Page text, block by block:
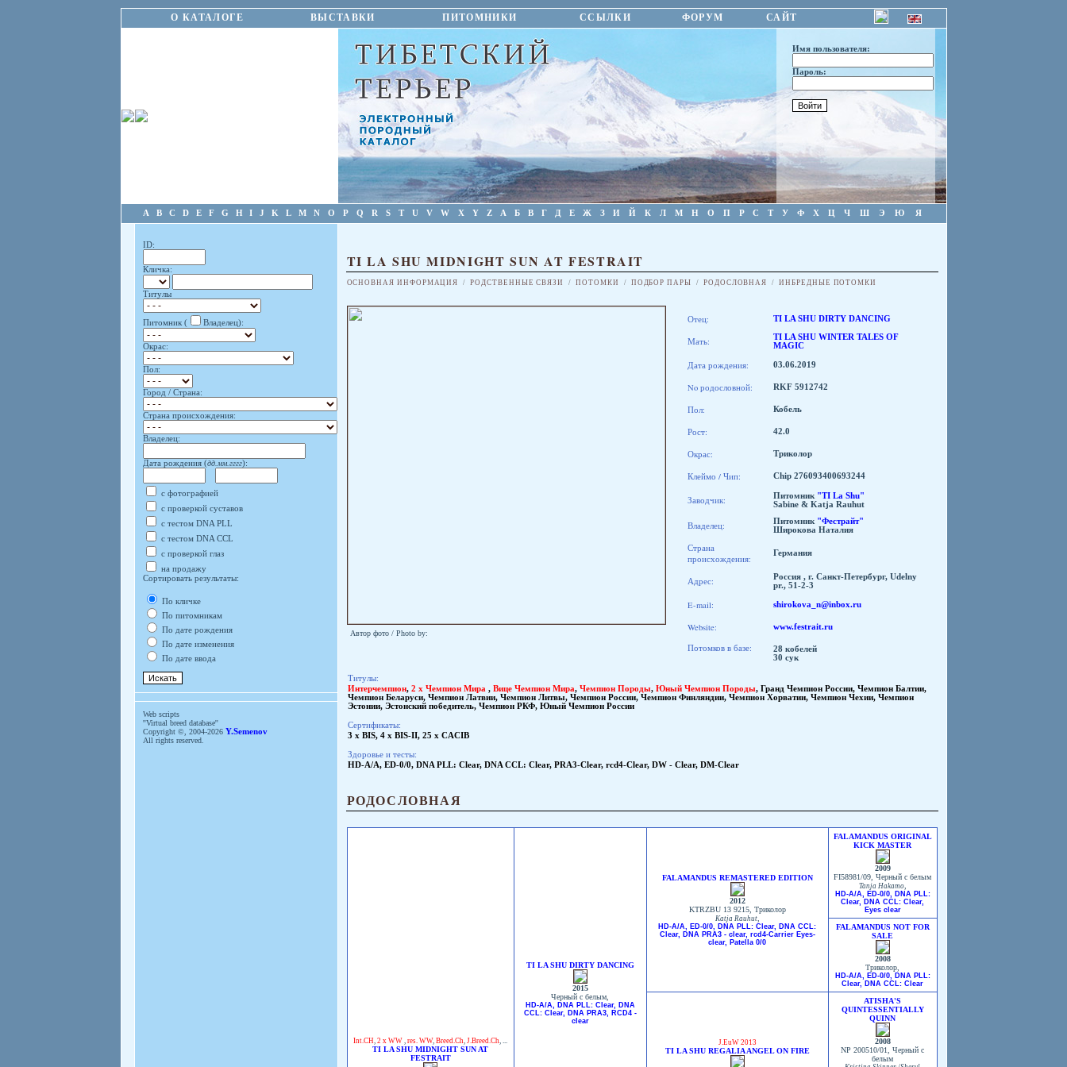
О КАТАЛОГЕ ВЫСТАВКИ ПИТОМНИКИ ССЫЛКИ ФОРУМ САЙТ
Имя пользователя:
Пароль:
A B C D E F G H I J K L M N O P Q R S T U V W X Y Z А Б В Г Д Е Ж З И Й К Л М Н О П Р С Т У Ф Х Ц Ч Ш Э Ю Я
ID:
Кличка:
Титулы
Питомник ( Владелец):
Окрас:
Пол:
Город / Страна:
Страна происхождения:
Владелец:
Дата рождения (дд.мм.гггг):
с фотографией
с проверкой суставов
с тестом DNA PLL
с тестом DNA CCL
с проверкой глаз
на продажу
Сортировать результаты:
По кличке
По питомникам
По дате рождения
По дате изменения
По дате ввода
Web scripts
''Virtual breed database''
Copyright ©, 2004-2026 Y.Semenov
All rights reserved.
TI LA SHU MIDNIGHT SUN AT FESTRAIT
ОСНОВНАЯ ИНФОРМАЦИЯ / РОДСТВЕННЫЕ СВЯЗИ / ПОТОМКИ / ПОДБОР ПАРЫ / РОДОСЛОВНАЯ / ИНБРЕДНЫЕ ПОТОМКИ
Автор фото / Photo by:
Отец: TI LA SHU DIRTY DANCING
Мать:
TI LA SHU WINTER TALES OF
MAGIC
Дата рождения: 03.06.2019
No родословной: RKF 5912742
Пол: Кобель
Рост: 42.0
Окрас: Триколор
Клеймо / Чип: Chip 276093400693244
Заводчик: Питомник "TI La Shu"
Sabine & Katja Rauhut
Владелец: Питомник "Фестрайт"
Широкова Наталия
Страна
происхождения:
Германия
Адрес:
Россия , г. Санкт-Петербург, Udelny
pr., 51-2-3
E-mail: shirokova_n@inbox.ru
Website: www.festrait.ru
Потомков в базе:
28 кобелей
30 сук
Титулы:
Интерчемпион, 2 x Чемпион Мира , Вице Чемпион Мира, Чемпион Породы, Юный Чемпион Породы, Гранд Чемпион России, Чемпион Балтии,
Чемпион Беларуси, Чемпион Латвии, Чемпион Литвы, Чемпион России, Чемпион Финляндии, Чемпион Хорватии, Чемпион Чехии, Чемпион
Эстонии, Эстонский победитель, Чемпион РКФ, Юный Чемпион России
Сертификаты:
3 x BIS, 4 x BIS-II, 25 x CACIB
Здоровье и тесты:
HD-A/A, ED-0/0, DNA PLL: Clear, DNA CCL: Clear, PRA3-Clear, rcd4-Clear, DW - Clear, DM-Clear
РОДОСЛОВНАЯ
Int.CH, 2 x WW , res. WW, Breed.Ch, J.Breed.Ch, ...
TI LA SHU MIDNIGHT SUN AT
FESTRAIT
TI LA SHU DIRTY DANCING
2015
Черный с белым,
HD-A/A, DNA PLL: Clear, DNA
CCL: Clear, DNA PRA3, RCD4 -
clear
FALAMANDUS REMASTERED EDITION
2012
KTRZBU 13 9215, Триколор
Katja Rauhut,
HD-A/A, ED-0/0, DNA PLL: Clear, DNA CCL:
Clear, DNA PRA3 - clear, rcd4-Carrier Eyes-
clear, Patella 0/0
FALAMANDUS ORIGINAL
KICK MASTER
2009
FI58981/09, Черный с белым
Tanja Hakamo,
HD-A/A, ED-0/0, DNA PLL:
Clear, DNA CCL: Clear,
Eyes clear
FALAMANDUS NOT FOR
SALE
2008
Триколор,
HD-A/A, ED-0/0, DNA PLL:
Clear, DNA CCL: Clear
J.EuW 2013
TI LA SHU REGALIA ANGEL ON FIRE
ATISHA'S
QUINTESSENTIALLY
QUINN
2008
NP 200510/01, Черный с
белым